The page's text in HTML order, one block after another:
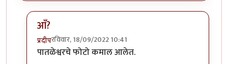
आँ?
प्रदीपरविवार, 18/09/2022 10:41
In reply toलयी धमाल केलेली दिसतेय!
पातळेश्वरचे फोटो कमाल आलेत.